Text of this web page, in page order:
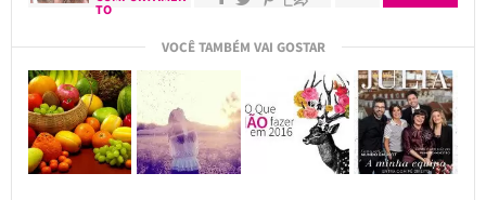
TO
VOCÊ TAMBÉM VAI GOSTAR